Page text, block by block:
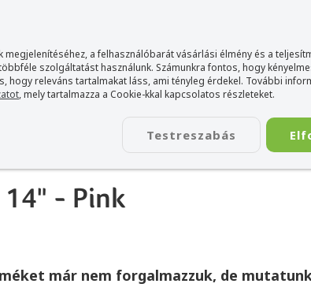
megjelenítéséhez, a felhasználóbarát vásárlási élmény és a
szolgáltatást használunk. Számunkra fontos, hogy
hogy releváns tartalmakat láss, ami tényleg érdekel. További
, mely tartalmazza a Cookie-kkal kapcsolatos részleteket.
Testreszabás
KIEGÉSZÍTŐ KAPCSOLAT
- Pink
már nem forgalmazzuk, de